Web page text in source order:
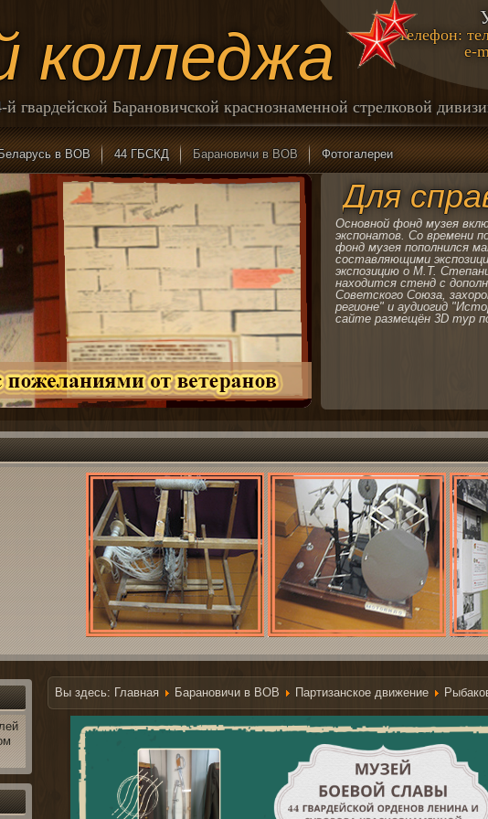
Основной фонд музея
экспонатов. Со времени
фонд музея пополнился
составляющими
экспозицию о М.Т.
находится стенд с
Советского Союза,
регионе" и аудиогид
сайте размещён 3D тур
Телефон:
e-
Для
колледжа
гвардейской Барановичской краснознаменной стрелковой
Беларусь в ВОВ 44 ГБСКД Барановичи в ВОВ Фотогалереи
Вы здесь: Главная Барановичи в ВОВ Партизанское движение